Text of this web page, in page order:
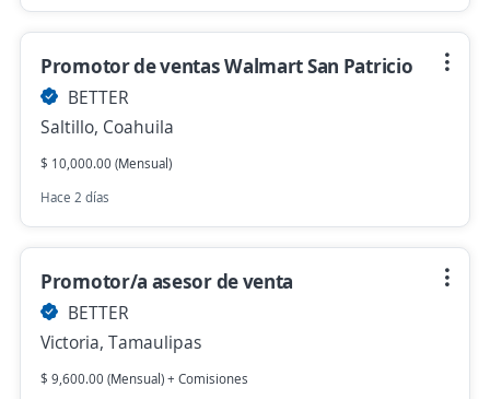
Promotor de ventas Walmart San Patricio
BETTER
Saltillo, Coahuila
$ 10,000.00 (Mensual)
Hace 2 días
Promotor/a asesor de venta
BETTER
Victoria, Tamaulipas
$ 9,600.00 (Mensual) + Comisiones